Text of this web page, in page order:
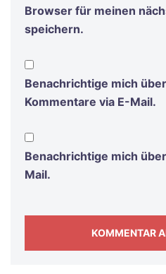
Browser für meinen
speichern.
Benachrichtige mich
Kommentare via E-Mail.
Benachrichtige mich
Mail.